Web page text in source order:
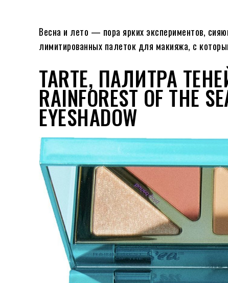
Весна и лето — пора ярких экспериментов,
лимитированных палеток для макияжа, с
TARTE, ПАЛИТРА
RAINFOREST OF THE
EYESHADOW